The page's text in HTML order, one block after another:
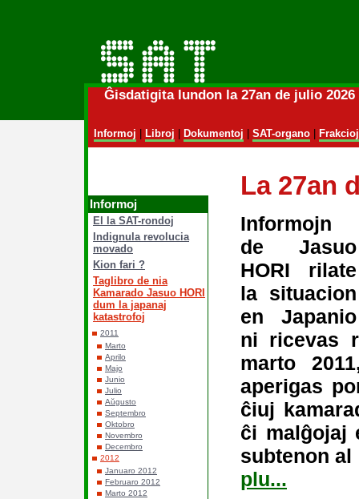
Ĝisdatigita lundon la 27an de julio
Informoj Libroj Dokumentoj SAT-organo| Frakcioj
Informoj
El la SAT-rondoj
Indignula revolucia
movado
Kion fari ?
Taglibro de nia
Kamarado Jasuo HORI
dum la japanaj
katastrofoj
2011
Marto
Aprilo
Majo
Junio
Julio
Aŭgusto
Septembro
Oktobro
Novembro
Decembro
2012
Januaro 2012
Februaro 2012
Marto 2012
La 27an
Informojn
de Jasuo
HORI rilate
la situacion
en Japanio
ni ricevas
marto
aperigas
ĉiuj
ĉi malĝojaj
subtenon
plu...